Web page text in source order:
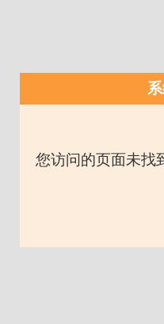
您访问的页面未找